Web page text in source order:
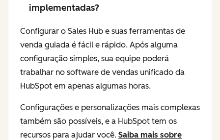
implementadas?
Configurar o Sales Hub e suas ferramentas de
venda guiada é fácil e rápido. Após alguma
configuração simples, sua equipe poderá
trabalhar no software de vendas unificado da
HubSpot em apenas algumas horas.
Configurações e personalizações mais complexas
também são possíveis, e a HubSpot tem os
recursos para ajudar você. Saiba mais sobre